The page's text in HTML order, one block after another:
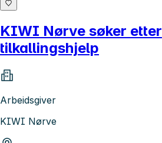
KIWI Nørve søker etter
tilkallingshjelp
Arbeidsgiver
KIWI Nørve